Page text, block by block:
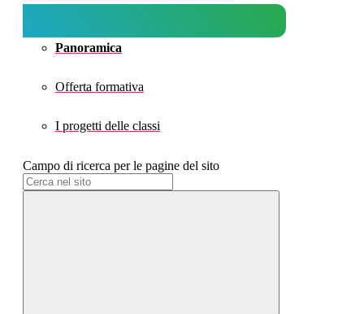
Panoramica
Offerta formativa
I progetti delle classi
Campo di ricerca per le pagine del sito